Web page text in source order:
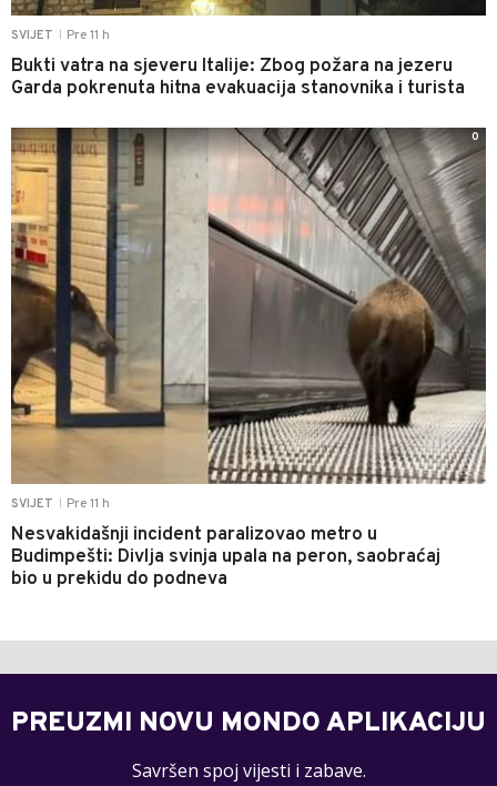
SVIJET Pre 11 h
Bukti vatra na sjeveru Italije: Zbog požara na jezeru
Garda pokrenuta hitna evakuacija stanovnika i turista
SVIJET Pre 11 h
Nesvakidašnji incident paralizovao metro u
Budimpešti: Divlja svinja upala na peron, saobraćaj
bio u prekidu do podneva
0
PREUZMI NOVU MONDO APLIKACIJU
Savršen spoj vijesti i zabave.